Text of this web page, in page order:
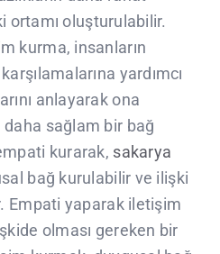
ortamı oluşturulabilir.
kurma, insanların
yardımcı
anlayarak ona
sağlam bir bağ
kurarak, sakarya
bağ kurulabilir ve ilişki
Empati yaparak iletişim
olması gereken bir